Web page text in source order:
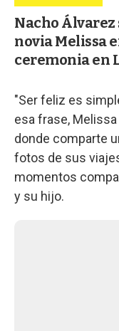
Nacho Álvarez
novia Melissa
ceremonia en
"Ser feliz es
esa frase,
donde comparte
fotos de sus
momentos
y su hijo.